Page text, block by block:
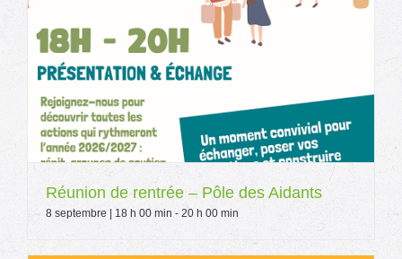
Réunion de rentrée – Pôle des Aidants
8 septembre | 18 h 00 min - 20 h 00 min